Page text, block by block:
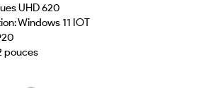
UHD 620
Windows 11 IOT
pouces